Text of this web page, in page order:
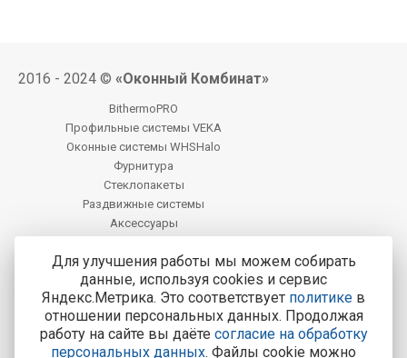
2016 - 2024 © «Оконный Комбинат»
BithermoPRO
Профильные системы VEKA
Оконные системы WHSHalo
Фурнитура
Стеклопакеты
Раздвижные системы
Аксессуары
Центральный офис продаж:
Калуга, Калуга, ул. М. Жукова, д. 25
Тел.: 8-800-200-4221
Все адреса и контакты
Для улучшения работы мы можем собирать
данные, используя cookies и сервис
Яндекс.Метрика. Это соответствует политике в
отношении персональных данных. Продолжая
работу на сайте вы даёте согласие на обработку
персональных данных. Файлы cookie можно